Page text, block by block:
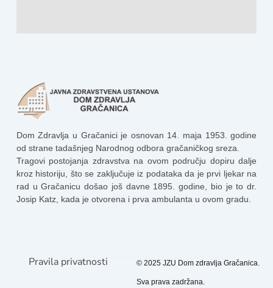
Dom Zdravlja u Gračanici je osnovan 14. maja 1953. godine
od strane tadašnjeg Narodnog odbora gračaničkog sreza.
Tragovi postojanja zdravstva na ovom području dopiru dalje
kroz historiju, što se zaključuje iz podataka da je prvi ljekar na
rad u Gračanicu došao još davne 1895. godine, bio je to dr.
Josip Katz, kada je otvorena i prva ambulanta u ovom gradu.
Pravila privatnosti © 2025 JZU Dom zdravlja Gračanica.
Sva prava zadržana.